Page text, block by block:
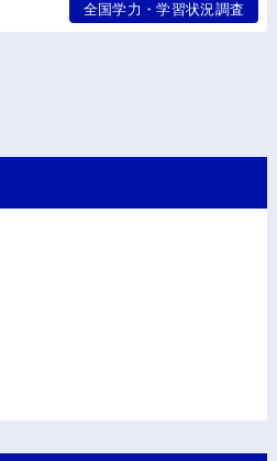
全国学力・学習状況調査